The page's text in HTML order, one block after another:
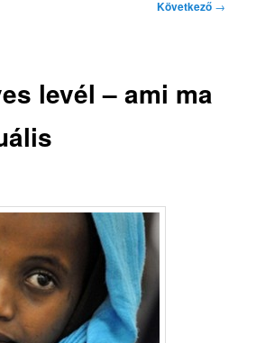
Következő →
levél – ami ma